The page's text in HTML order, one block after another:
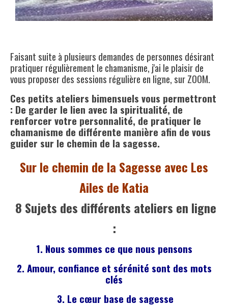
Faisant suite à plusieurs demandes de personnes désirant
pratiquer régulièrement le chamanisme, j'ai le plaisir de
vous proposer des sessions régulière en ligne, sur ZOOM.
Ces petits ateliers bimensuels vous permettront
: De garder le lien avec la spiritualité, de
renforcer votre personnalité, de pratiquer le
chamanisme de différente manière afin de vous
guider sur le chemin de la sagesse.
Sur le chemin de la Sagesse avec Les
Ailes de Katia
8 Sujets des différents ateliers en ligne
:
1. Nous sommes ce que nous pensons
2. Amour, confiance et sérénité sont des mots
clés
3. Le cœur base de sagesse